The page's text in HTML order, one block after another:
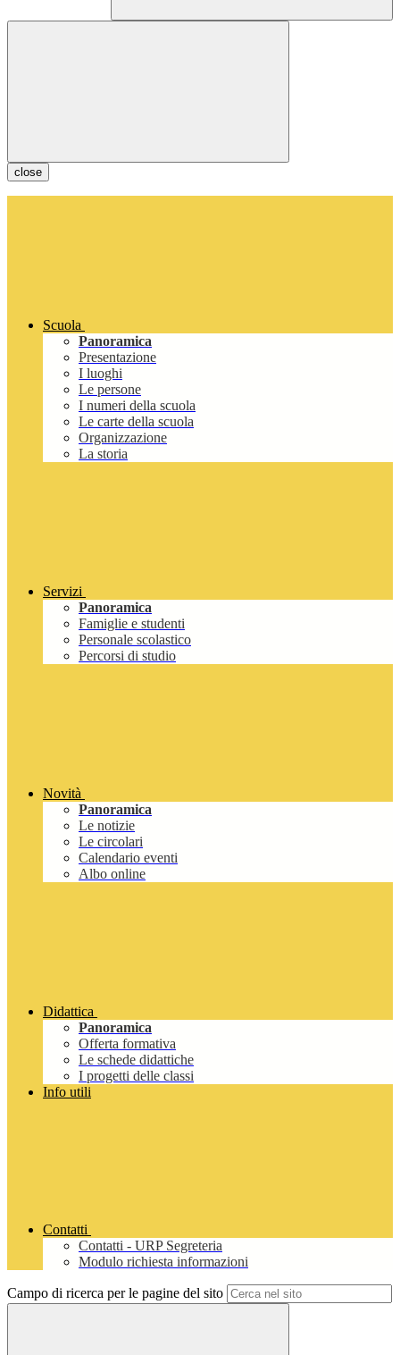
close
Scuola
Panoramica
Presentazione
I luoghi
Le persone
I numeri della scuola
Le carte della scuola
Organizzazione
La storia
Servizi
Panoramica
Famiglie e studenti
Personale scolastico
Percorsi di studio
Novità
Panoramica
Le notizie
Le circolari
Calendario eventi
Albo online
Didattica
Panoramica
Offerta formativa
Le schede didattiche
I progetti delle classi
Info utili
Contatti
Contatti - URP Segreteria
Modulo richiesta informazioni
Campo di ricerca per le pagine del sito